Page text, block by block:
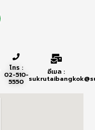
โทร :
02-510-
5550
อีเมล :